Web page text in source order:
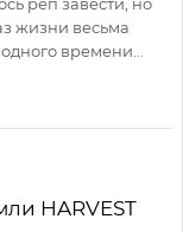
жизни весьма
времени...
HARVEST